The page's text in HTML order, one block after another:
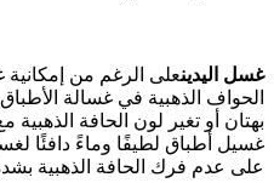
غسل اليدينعلى الرغم من
الحواف الذهبية في غسالة
بهتان أو تغير لون الحافة
غسيل أطباق لطيفًا وماءً دافئًا
على عدم فرك الحافة الذهبية